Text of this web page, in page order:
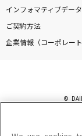
インフォマティブデー
ご契約方法
企業情報（コーポレート
©
このサイトに掲載されて